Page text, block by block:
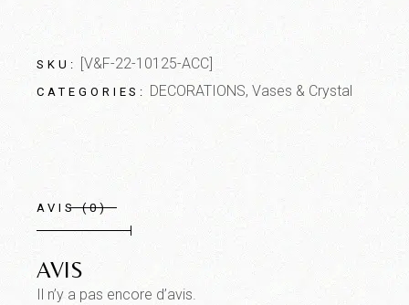
SKU: [V&F-22-10125-ACC]
CATEGORIES: DECORATIONS,Vases & Crystal
AVIS (0)
AVIS
Il n’y a pas encore d’avis.